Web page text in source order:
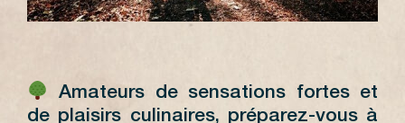
Amateurs de sensations fortes et
de plaisirs culinaires, préparez-vous à